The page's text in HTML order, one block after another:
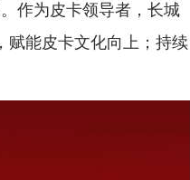
作为皮卡领导者，长城
赋能皮卡文化向上；持续